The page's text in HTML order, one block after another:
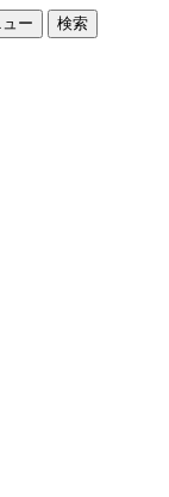
ー 検索